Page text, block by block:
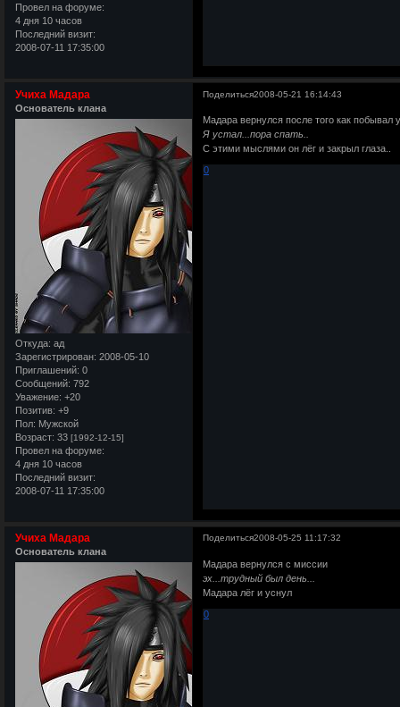
Провел на форуме:
4 дня 10 часов
Последний визит:
2008-07-11 17:35:00
Поделиться2008-05-21 16:14:43
Учиха Мадара
Основатель клана
Откуда: ад
Зарегистрирован: 2008-05-10
Приглашений: 0
Сообщений: 792
Уважение: +20
Позитив: +9
Пол: Мужской
Возраст: 33 [1992-12-15]
Провел на форуме:
4 дня 10 часов
Последний визит:
2008-07-11 17:35:00
Мадара вернулся после того как
Я устал...пора спать..
С этими мыслями он лёг и закрыл глаза..
0
Поделиться2008-05-25 11:17:32
Учиха Мадара
Основатель клана
Мадара вернулся с миссии
эх...трудный был день...
Мадара лёг и уснул
0